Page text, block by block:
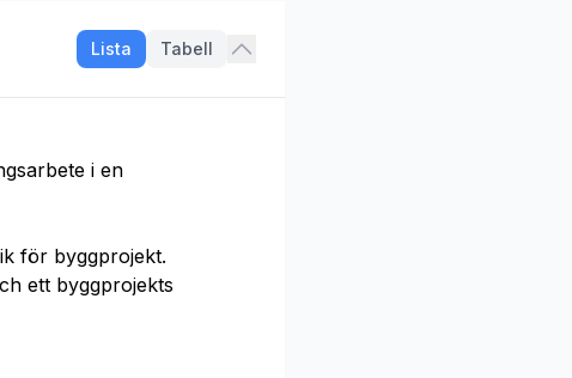
Lista Tabell
i en
för byggprojekt.
ett byggprojekts